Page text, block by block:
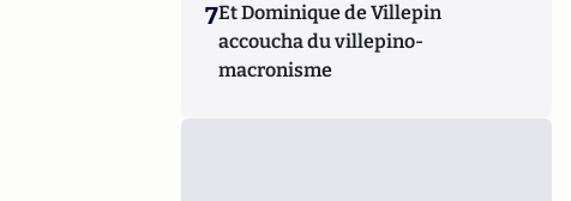
7Et Dominique de Villepin
accoucha du villepino-
macronisme